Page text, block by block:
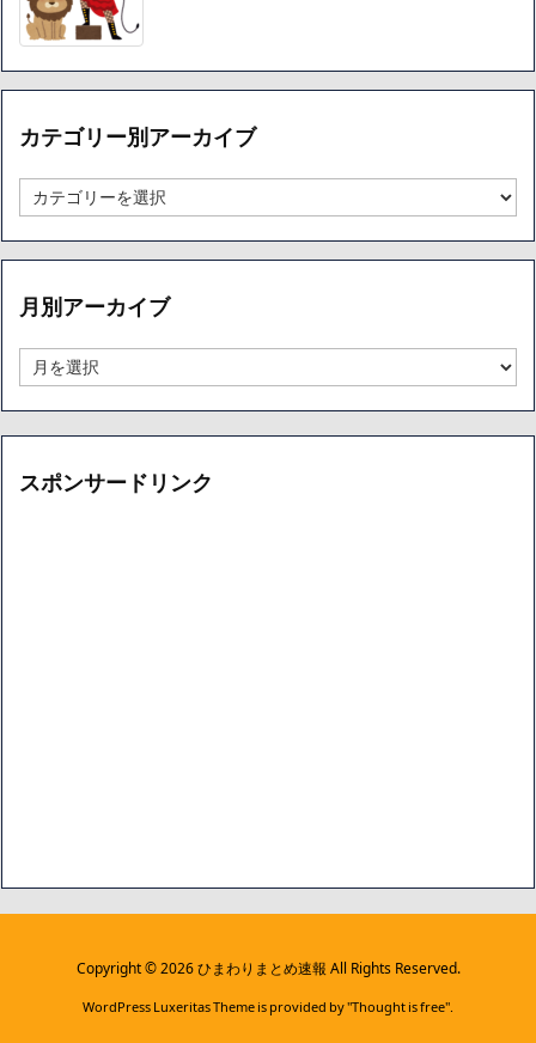
カテゴリー別アーカイブ
テ
ゴ
リ
別
ー
カ
月別アーカイブ
別
ア
イ
スポンサードリンク
Copyright ©2026 ひまわりまとめ速報 All Rights Reserved.
WordPress Luxeritas Theme is provided by "Thought is free".